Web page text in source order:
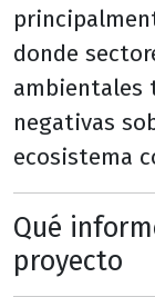
donde
ambientales
negativas
ecosistema
Qué
proyecto